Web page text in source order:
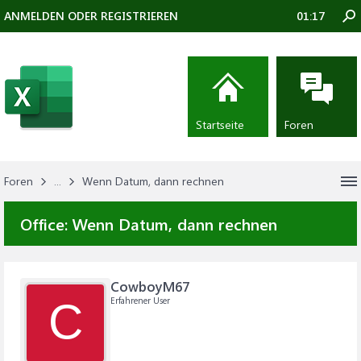
Foren ... Wenn Datum, dann rechnen
Office:Wenn Datum, dann rechnen
C
CowboyM67
Erfahrener User
ANMELDEN ODER REGISTRIEREN 01:17
Startseite Foren